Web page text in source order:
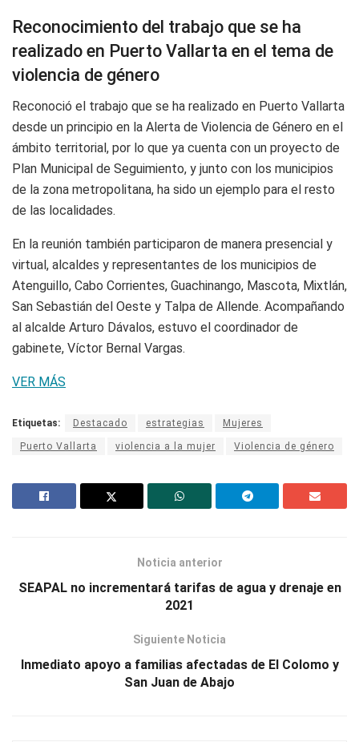
Reconocimiento del trabajo que se ha
realizado en Puerto Vallarta en el tema de
violencia de género
Reconoció el trabajo que se ha realizado en Puerto Vallarta
desde un principio en la Alerta de Violencia de Género en el
ámbito territorial, por lo que ya cuenta con un proyecto de
Plan Municipal de Seguimiento, y junto con los municipios
de la zona metropolitana, ha sido un ejemplo para el resto
de las localidades.
En la reunión también participaron de manera presencial y
virtual, alcaldes y representantes de los municipios de
Atenguillo, Cabo Corrientes, Guachinango, Mascota, Mixtlán,
San Sebastián del Oeste y Talpa de Allende. Acompañando
al alcalde Arturo Dávalos, estuvo el coordinador de
gabinete, Víctor Bernal Vargas.
VER MÁS
Etiquetas: Destacado estrategias Mujeres
Puerto Vallarta violencia a la mujer Violencia de género
Noticia anterior
SEAPAL no incrementará tarifas de agua y drenaje en
2021
Siguiente Noticia
Inmediato apoyo a familias afectadas de El Colomo y
San Juan de Abajo